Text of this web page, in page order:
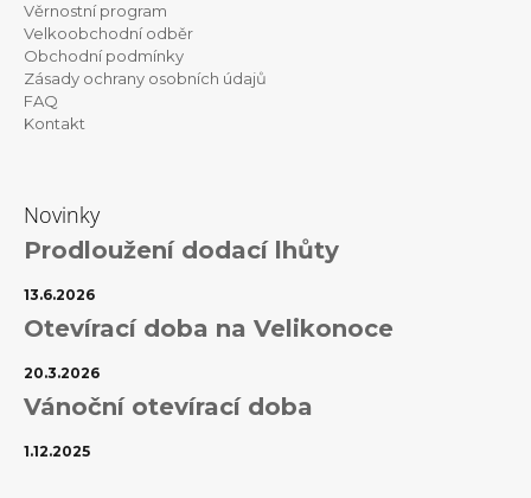
Věrnostní program
Velkoobchodní odběr
Obchodní podmínky
Zásady ochrany osobních údajů
FAQ
Kontakt
Novinky
Prodloužení dodací lhůty
13.6.2026
Otevírací doba na Velikonoce
20.3.2026
Vánoční otevírací doba
1.12.2025